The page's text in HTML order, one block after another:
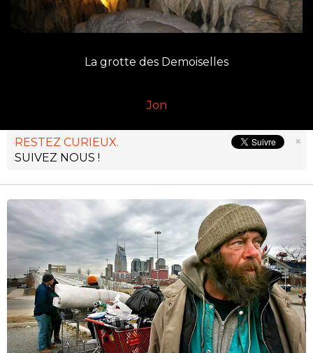
La grotte des Demoiselles
Jon
×
RESTEZ CURIEUX.
SUIVEZ NOUS !